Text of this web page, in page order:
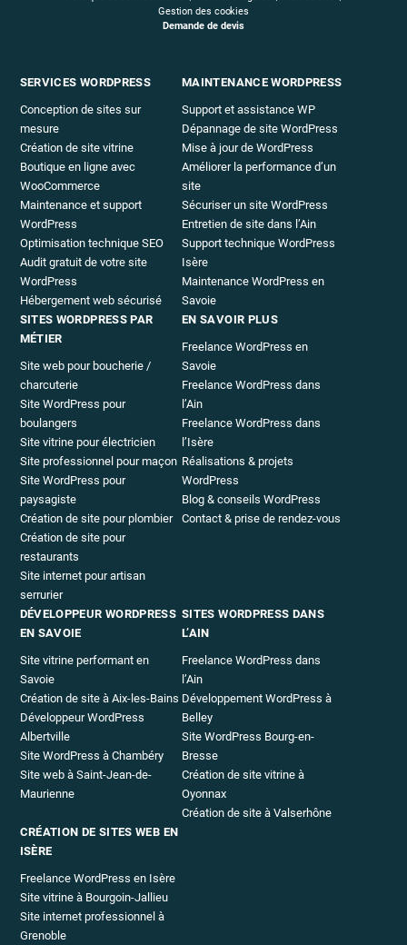
Gestion des cookies
Demande de devis
SERVICES WORDPRESS
Conception de sites sur
mesure
Création de site vitrine
Boutique en ligne avec
WooCommerce
Maintenance et support
WordPress
Optimisation technique SEO
Audit gratuit de votre site
WordPress
Hébergement web sécurisé
MAINTENANCE WORDPRESS
Support et assistance WP
Dépannage de site WordPress
Mise à jour de WordPress
Améliorer la performance d’un
site
Sécuriser un site WordPress
Entretien de site dans l’Ain
Support technique WordPress
Isère
Maintenance WordPress en
Savoie
SITES WORDPRESS PAR
MÉTIER
Site web pour boucherie /
charcuterie
Site WordPress pour
boulangers
Site vitrine pour électricien
Site professionnel pour maçon
Site WordPress pour
paysagiste
Création de site pour plombier
Création de site pour
restaurants
Site internet pour artisan
serrurier
EN SAVOIR PLUS
Freelance WordPress en
Savoie
Freelance WordPress dans
l’Ain
Freelance WordPress dans
l’Isère
Réalisations & projets
WordPress
Blog & conseils WordPress
Contact & prise de rendez-vous
DÉVELOPPEUR WORDPRESS
EN SAVOIE
Site vitrine performant en
Savoie
Création de site à Aix-les-Bains
Développeur WordPress
Albertville
Site WordPress à Chambéry
Site web à Saint-Jean-de-
Maurienne
SITES WORDPRESS DANS
L’AIN
Freelance WordPress dans
l’Ain
Développement WordPress à
Belley
Site WordPress Bourg-en-
Bresse
Création de site vitrine à
Oyonnax
Création de site à Valserhône
CRÉATION DE SITES WEB EN
ISÈRE
Freelance WordPress en Isère
Site vitrine à Bourgoin-Jallieu
Site internet professionnel à
Grenoble